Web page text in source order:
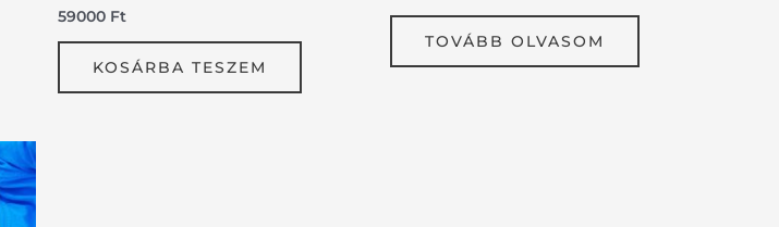
59000 Ft
KOSÁRBA TESZEM
TOVÁBB OLVASOM